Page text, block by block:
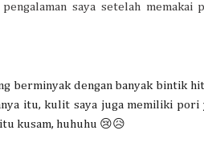
saya setelah
berminyak dengan banyak bintik
itu, kulit saya juga memiliki pori
kusam, huhuhu 😢😥